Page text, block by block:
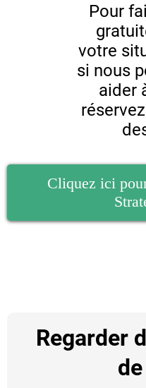
Pour
votre
si nous
aider
Cliquez ici
Regarder